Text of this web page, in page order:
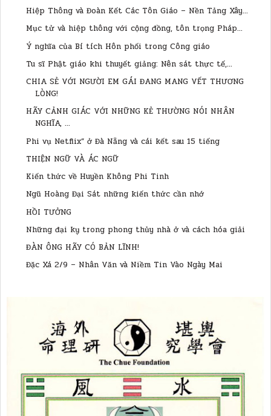
Hiệp Thông và Đoàn Kết Các Tôn Giáo – Nền Tảng Xây...
Mục tử và hiệp thông với cộng đồng, tôn trọng Pháp...
Ý nghĩa của Bí tích Hôn phối trong Công giáo
Tu sĩ Phật giáo khi thuyết giảng: Nên sát thực tế,...
CHIA SẺ VỚI NGƯỜI EM GÁI ĐANG MANG VẾT THƯƠNG
LÒNG!
HÃY CẢNH GIÁC VỚI NHỮNG KẺ THƯỜNG NÓI NHÂN
NGHĨA, ...
Phi vụ Netflix” ở Đà Nẵng và cái kết sau 15 tiếng
THIỆN NGỮ VÀ ÁC NGỮ
Kiến thức về Huyền Không Phi Tinh
Ngũ Hoàng Đại Sát những kiến thức cần nhớ
HỒI TƯỞNG
Những đại kỵ trong phong thủy nhà ở và cách hóa giải
ĐÀN ÔNG HÃY CÓ BẢN LĨNH!
Đặc Xá 2/9 – Nhân Văn và Niềm Tin Vào Ngày Mai